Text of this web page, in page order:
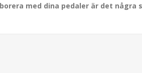
med dina pedaler är det några